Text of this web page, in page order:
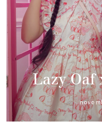
Lazy Oaf